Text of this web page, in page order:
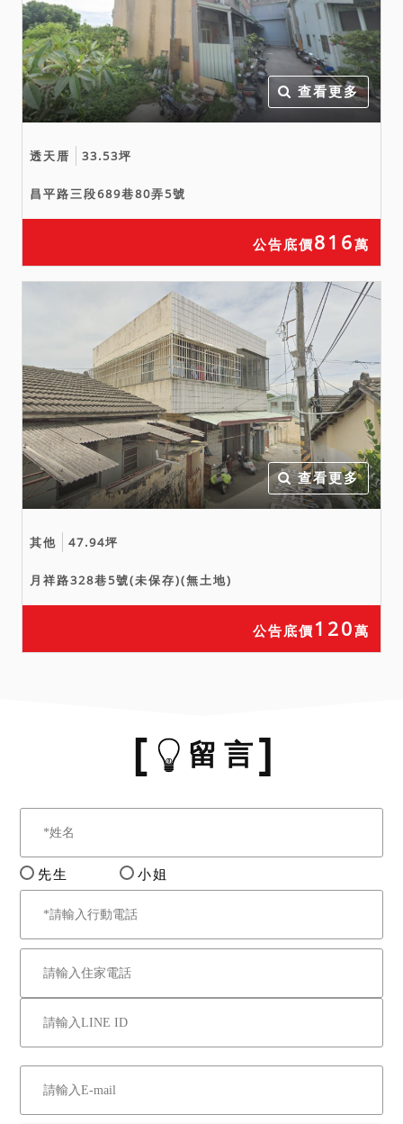
區證明書所示，本件土地為
第2種住宅區。
七、依臺中市雅潭地政事務
所函所示，本件1072-22地
號土地經數化地籍圖計算面
相關風險請自行負擔。
查看更多
透天厝 33.53坪
昌平路三段689巷80弄5號
公告底價816萬
查看更多
其他 47.94坪
月祥路328巷5號(未保存)(無土地)
公告底價 120萬
留 言
先生 小姐